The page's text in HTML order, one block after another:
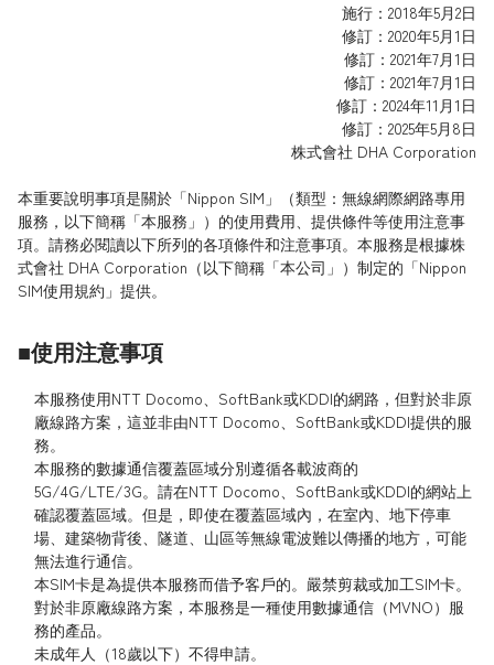
施行：2018年5月2日
修訂：2020年5月1日
修訂：2021年7月1日
修訂：2021年7月1日
修訂：2024年11月1日
修訂：2025年5月8日
株式會社 DHA Corporation
本重要說明事項是關於「Nippon SIM」（類型：無線網際網路專用
服務，以下簡稱「本服務」）的使用費用、提供條件等使用注意事
項。請務必閱讀以下所列的各項條件和注意事項。本服務是根據株
式會社 DHA Corporation（以下簡稱「本公司」）制定的「Nippon
SIM使用規約」提供。
■使用注意事項
本服務使用NTT Docomo、SoftBank或KDDI的網路，但對於非原
廠線路方案，這並非由NTT Docomo、SoftBank或KDDI提供的服
務。
本服務的數據通信覆蓋區域分別遵循各載波商的
5G/4G/LTE/3G。請在NTT Docomo、SoftBank或KDDI的網站上
確認覆蓋區域。但是，即使在覆蓋區域內，在室內、地下停車
場、建築物背後、隧道、山區等無線電波難以傳播的地方，可能
無法進行通信。
本SIM卡是為提供本服務而借予客戶的。嚴禁剪裁或加工SIM卡。
對於非原廠線路方案，本服務是一種使用數據通信（MVNO）服
務的產品。
未成年人（18歲以下）不得申請。